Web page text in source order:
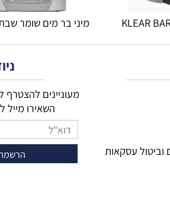
עסקאות
מעוניינים להצטרף
השאירו מייל